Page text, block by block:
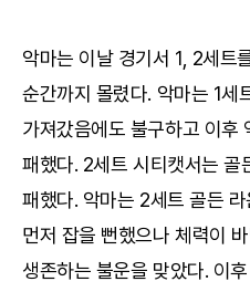
악마는 이날 경기서 1, 2세트
순간까지 몰렸다. 악마는 1세
가져갔음에도 불구하고 이
패했다. 2세트 시티캣서는 골
패했다. 악마는 2세트 골든
먼저 잡을 뻔했으나 체력이
생존하는 불운을 맞았다. 이